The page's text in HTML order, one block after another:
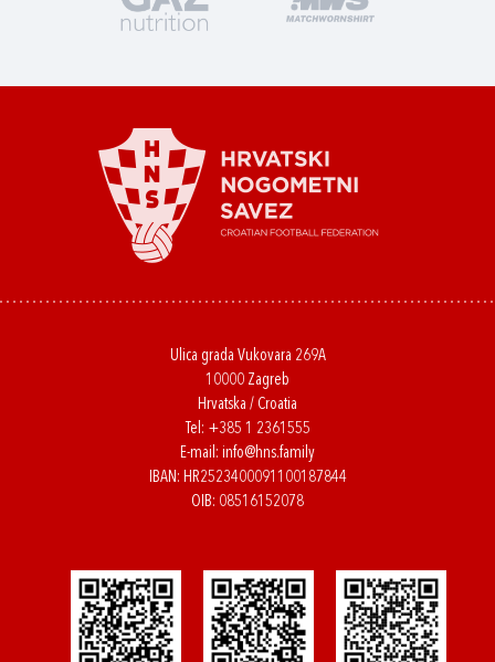
Ulica grada Vukovara 269A
10000 Zagreb
Hrvatska / Croatia
Tel: +385 1 2361555
E-mail: info@hns.family
IBAN: HR2523400091100187844
OIB: 08516152078